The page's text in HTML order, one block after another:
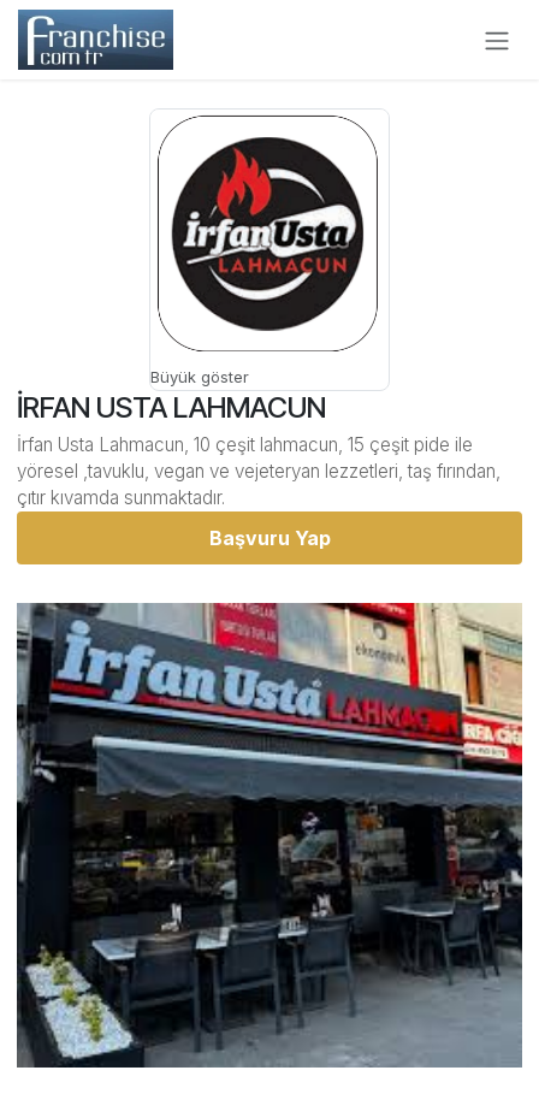
İçereği Atla
Büyük göster
İRFAN USTA LAHMACUN
İrfan Usta Lahmacun, 10 çeşit lahmacun, 15 çeşit pide ile
yöresel ,tavuklu, vegan ve vejeteryan lezzetleri, taş fırından,
çıtır kıvamda sunmaktadır.
Başvuru Yap